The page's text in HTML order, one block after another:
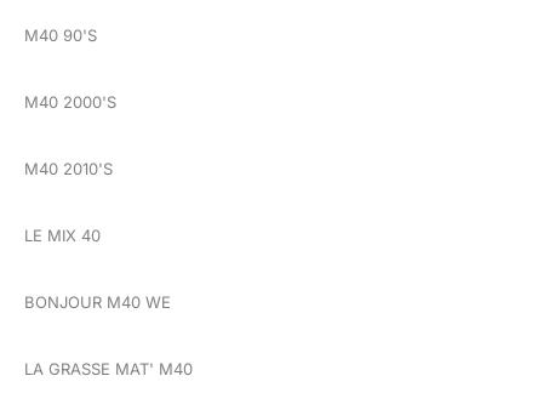
M40 90'S
M40 2000'S
M40 2010'S
LE MIX 40
BONJOUR M40 WE
LA GRASSE MAT' M40